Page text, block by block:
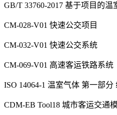
GB/T 33760-2017 基于项目的
CM-028-V01 快速公交项目
CM-032-V01 快速公交系统
CM-069-V01 高速客运铁路系统
ISO 14064-1 温室气体 第一部
CDM-EB Tool18 城市客运交通